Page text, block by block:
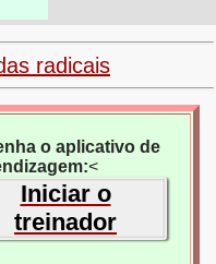
radicais
o aplicativo de
<
Iniciar o
treinador